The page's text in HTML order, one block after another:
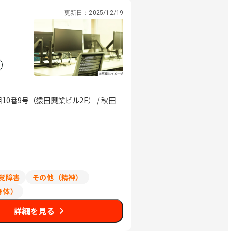
更新日： 2025/12/19
番9号（猿田興業ビル2F） / 秋田
障害
その他（精神）
）
詳細を見る